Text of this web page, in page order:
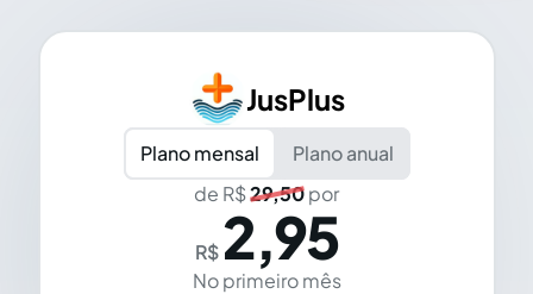
JusPlus
Plano mensal
Plano anual
de R$29,50por
R$ 2,95
No primeiro mês